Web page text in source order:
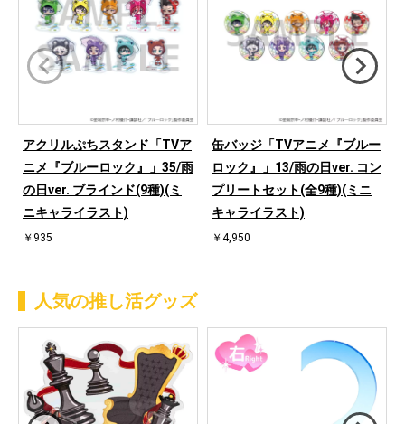
アクリルぷちスタンド「TVア
ニメ『ブルーロック』」35/雨
の日ver. ブラインド(9種)(ミ
ニキャライラスト)
￥935
缶バッジ「TVアニメ『ブルー
ロック』」13/雨の日ver. コン
プリートセット(全9種)(ミニ
キャライラスト)
￥4,950
人気の推し活グッズ